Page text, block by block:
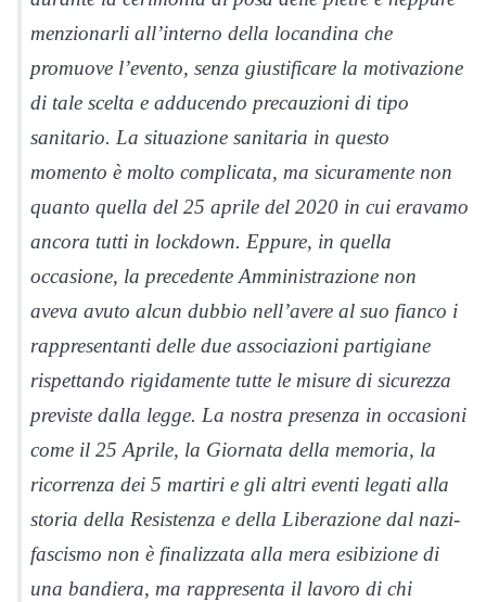
menzionarli all’interno della locandina che
promuove l’evento, senza giustificare la motivazione
di tale scelta e adducendo precauzioni di tipo
sanitario. La situazione sanitaria in questo
momento è molto complicata, ma sicuramente non
quanto quella del 25 aprile del 2020 in cui eravamo
ancora tutti in lockdown. Eppure, in quella
occasione, la precedente Amministrazione non
aveva avuto alcun dubbio nell’avere al suo fianco i
rappresentanti delle due associazioni partigiane
rispettando rigidamente tutte le misure di sicurezza
previste dalla legge. La nostra presenza in occasioni
come il 25 Aprile, la Giornata della memoria, la
ricorrenza dei 5 martiri e gli altri eventi legati alla
storia della Resistenza e della Liberazione dal nazi-
fascismo non è finalizzata alla mera esibizione di
una bandiera, ma rappresenta il lavoro di chi